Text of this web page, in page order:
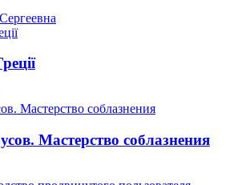
Мастерство соблазнения